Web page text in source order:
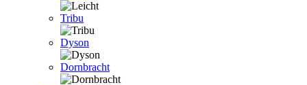
Tribu
Dyson
Dornbracht